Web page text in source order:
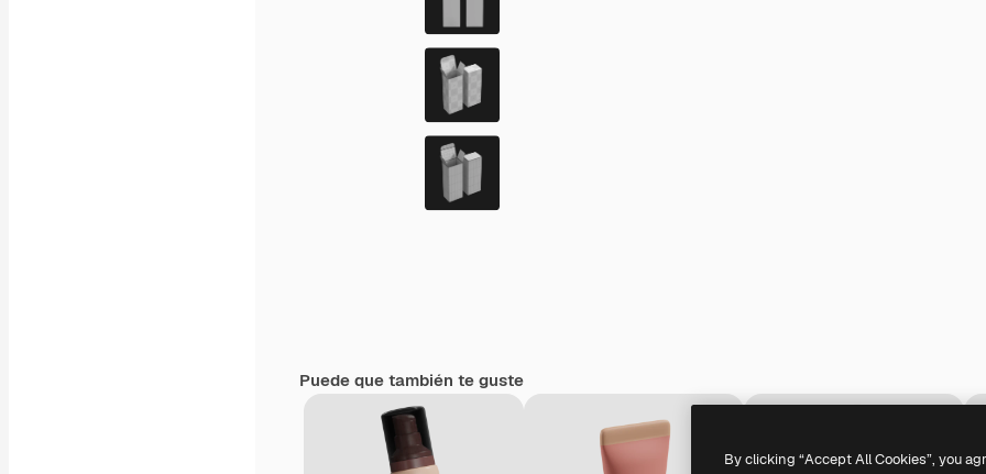
Puede que también te guste
By clicking “Accept All Cookies”, you